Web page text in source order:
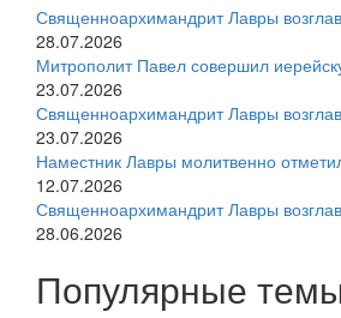
Священноархимандрит Лавры
28.07.2026
Митрополит Павел совершил
23.07.2026
Священноархимандрит Лавры
23.07.2026
Наместник Лавры молитвенно
12.07.2026
Священноархимандрит Лавры
28.06.2026
Популярные